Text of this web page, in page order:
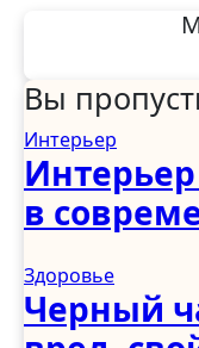
Вы
Интерьер
в
Здоровье
Черный